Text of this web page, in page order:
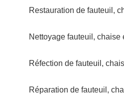
Restauration de fauteuil,
Nettoyage fauteuil, chaise
Réfection de fauteuil,
Réparation de fauteuil,